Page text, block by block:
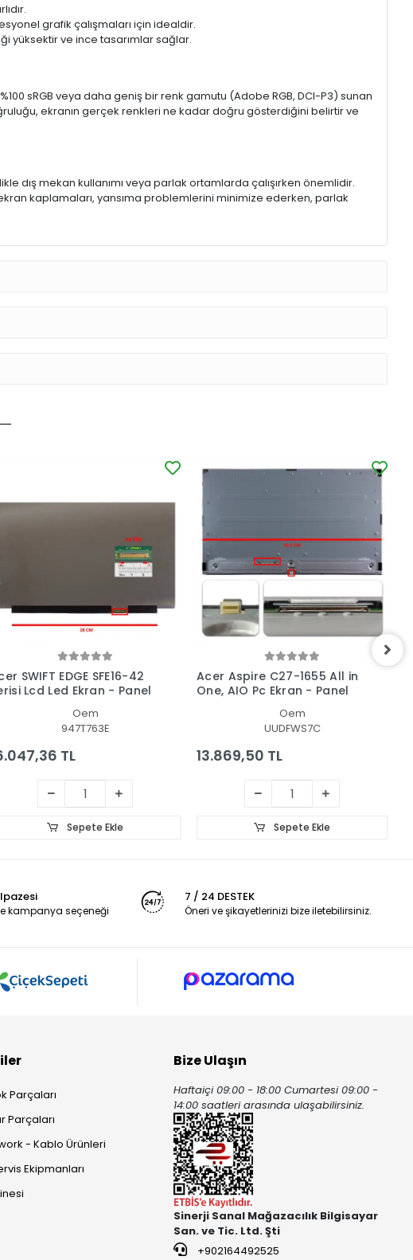
grafik çalışmaları için idealdir.
yüksektir ve ince tasarımlar sağlar.
sRGB veya daha geniş bir renk gamutu (Adobe RGB, DCI-P3) sunan
ekranın gerçek renkleri ne kadar doğru gösterdiğini belirtir ve
dış mekan kullanımı veya parlak ortamlarda çalışırken önemlidir.
kaplamaları, yansıma problemlerini minimize ederken, parlak
SWIFT EDGE SFE16-42
Lcd Led Ekran - Panel
Oem
947T763E
TL
Sepete Ekle
Acer Aspire C27-1655 All in
One, AIO Pc Ekran - Panel
Oem
UUDFWS7C
13.869,50 TL
Sepete Ekle
kampanya seçeneği
7 / 24 DESTEK
Öneri ve şikayetlerinizi bize iletebilirsiniz.
Parçaları
Parçaları
- Kablo Ürünleri
Ekipmanları
Bize Ulaşın
Haftaiçi 09:00 - 18:00 Cumartesi 09:00 -
14:00 saatleri arasında ulaşabilirsiniz.
Sinerji Sanal Mağazacılık Bilgisayar
San. ve Tic. Ltd. Şti
+902164492525